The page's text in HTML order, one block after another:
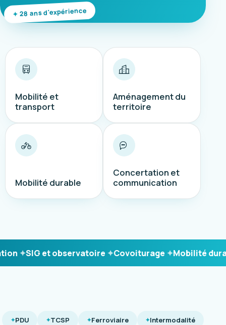
28 ans d'expérience
Mobilité et
transport
Aménagement du
territoire
Mobilité durable
Concertation et
communication
SIG et observatoire Covoiturage Mobilité
PDU TCSP Ferroviaire
Intermodalité